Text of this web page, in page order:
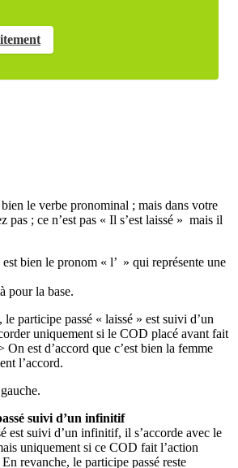
le verbe pronominal ; mais dans votre
pas ; ce n’est pas « Il s’est laissé » mais il
bien le pronom « l’ » qui représente une
pour la base.
participe passé « laissé » est suivi d’un
uniquement si le COD placé avant fait
est d’accord que c’est bien la femme
l’accord.
suivi d’un infinitif
est suivi d’un infinitif, il s’accorde avec le
uniquement si ce COD fait l’action
revanche, le participe passé reste